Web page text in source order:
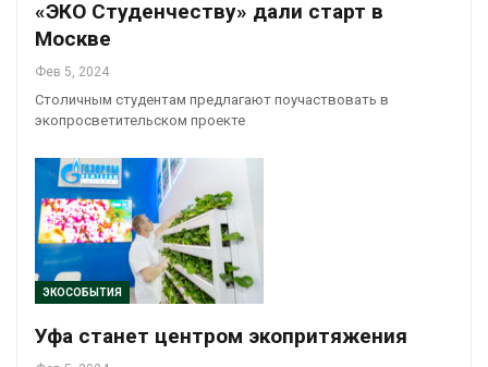
«ЭКО Студенчеству» дали старт в
Москве
Фев 5, 2024
Столичным студентам предлагают поучаствовать в
экопросветительском проекте
ЭКОСОБЫТИЯ
Уфа станет центром экопритяжения